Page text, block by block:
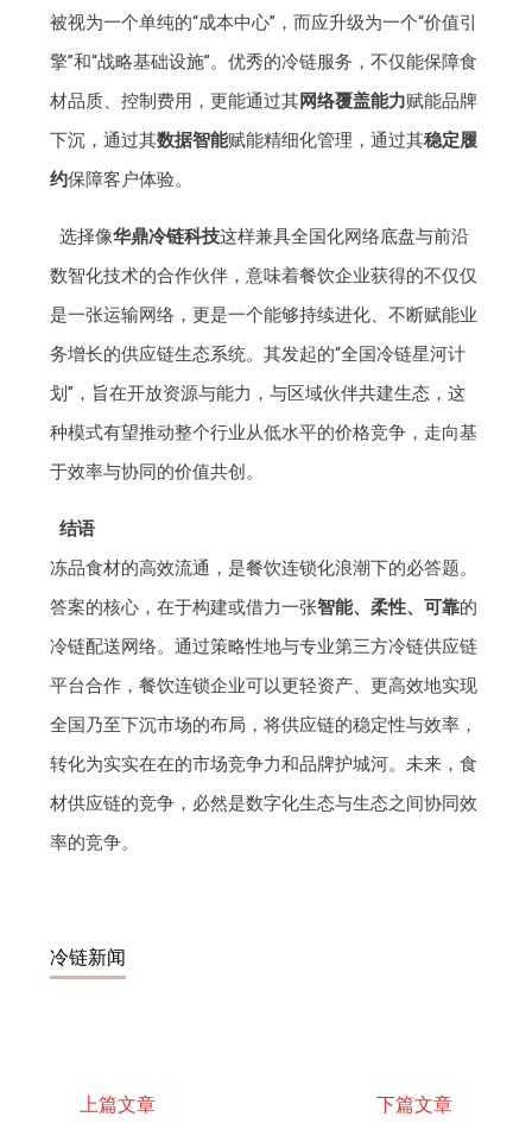
被视为一个单纯的“成本中心”，而应升级为一个“价值引
擎”和“战略基础设施”。优秀的冷链服务，不仅能保障食
材品质、控制费用，更能通过其网络覆盖能力赋能品牌
下沉，通过其数据智能赋能精细化管理，通过其稳定履
约保障客户体验。
选择像华鼎冷链科技这样兼具全国化网络底盘与前沿
数智化技术的合作伙伴，意味着餐饮企业获得的不仅仅
是一张运输网络，更是一个能够持续进化、不断赋能业
务增长的供应链生态系统。其发起的“全国冷链星河计
划”，旨在开放资源与能力，与区域伙伴共建生态，这
种模式有望推动整个行业从低水平的价格竞争，走向基
于效率与协同的价值共创。
结语
冻品食材的高效流通，是餐饮连锁化浪潮下的必答题。
答案的核心，在于构建或借力一张智能、柔性、可靠的
冷链配送网络。通过策略性地与专业第三方冷链供应链
平台合作，餐饮连锁企业可以更轻资产、更高效地实现
全国乃至下沉市场的布局，将供应链的稳定性与效率，
转化为实实在在的市场竞争力和品牌护城河。未来，食
材供应链的竞争，必然是数字化生态与生态之间协同效
率的竞争。
冷链新闻
上篇文章 下篇文章